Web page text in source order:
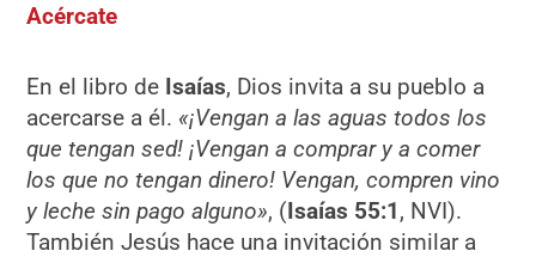
Acércate
En el libro de Isaías, Dios invita a su pueblo a
acercarse a él. «¡Vengan a las aguas todos los
que tengan sed! ¡Vengan a comprar y a comer
los que no tengan dinero! Vengan, compren vino
y leche sin pago alguno», (Isaías 55:1, NVI).
También Jesús hace una invitación similar a